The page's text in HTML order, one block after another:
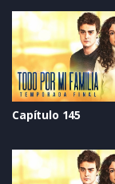
Capítulo 145